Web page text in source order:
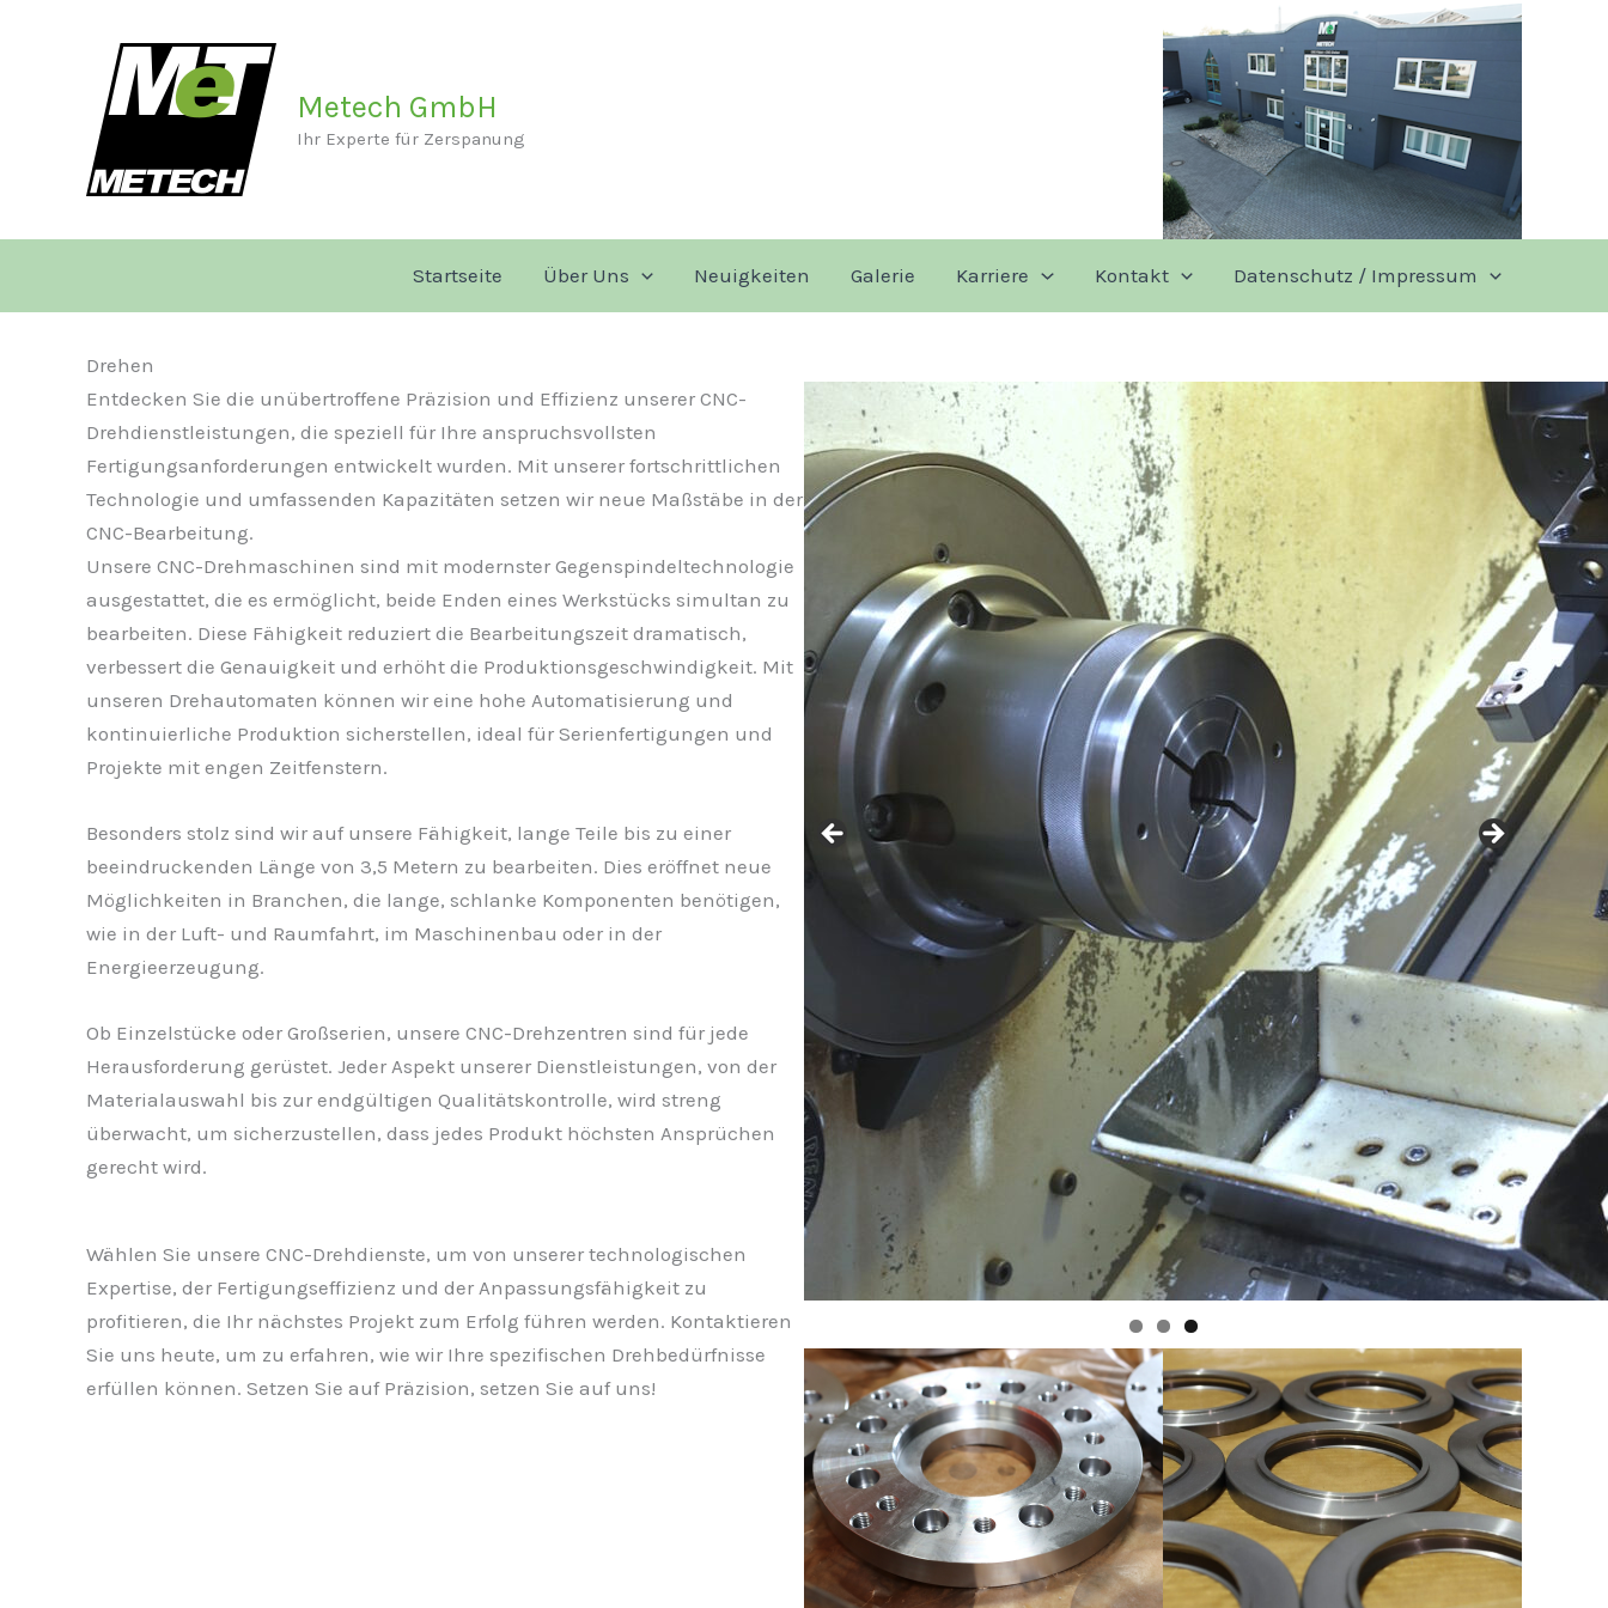
Metech GmbH
Ihr Experte für Zerspanung
Startseite Über Uns Neuigkeiten Galerie Karriere Kontakt Datenschutz / Impressum
Drehen
Entdecken Sie die unübertroffene Präzision und Effizienz unserer CNC-
Drehdienstleistungen, die speziell für Ihre anspruchsvollsten
Fertigungsanforderungen entwickelt wurden. Mit unserer fortschrittlichen
Technologie und umfassenden Kapazitäten setzen wir neue Maßstäbe in der
CNC-Bearbeitung.
Unsere CNC-Drehmaschinen sind mit modernster Gegenspindeltechnologie
ausgestattet, die es ermöglicht, beide Enden eines Werkstücks simultan zu
bearbeiten. Diese Fähigkeit reduziert die Bearbeitungszeit dramatisch,
verbessert die Genauigkeit und erhöht die Produktionsgeschwindigkeit. Mit
unseren Drehautomaten können wir eine hohe Automatisierung und
kontinuierliche Produktion sicherstellen, ideal für Serienfertigungen und
Projekte mit engen Zeitfenstern.
Besonders stolz sind wir auf unsere Fähigkeit, lange Teile bis zu einer
beeindruckenden Länge von 3,5 Metern zu bearbeiten. Dies eröffnet neue
Möglichkeiten in Branchen, die lange, schlanke Komponenten benötigen,
wie in der Luft- und Raumfahrt, im Maschinenbau oder in der
Energieerzeugung.
Ob Einzelstücke oder Großserien, unsere CNC-Drehzentren sind für jede
Herausforderung gerüstet. Jeder Aspekt unserer Dienstleistungen, von der
Materialauswahl bis zur endgültigen Qualitätskontrolle, wird streng
überwacht, um sicherzustellen, dass jedes Produkt höchsten Ansprüchen
gerecht wird.
Wählen Sie unsere CNC-Drehdienste, um von unserer technologischen
Expertise, der Fertigungseffizienz und der Anpassungsfähigkeit zu
profitieren, die Ihr nächstes Projekt zum Erfolg führen werden. Kontaktieren
Sie uns heute, um zu erfahren, wie wir Ihre spezifischen Drehbedürfnisse
erfüllen können. Setzen Sie auf Präzision, setzen Sie auf uns!